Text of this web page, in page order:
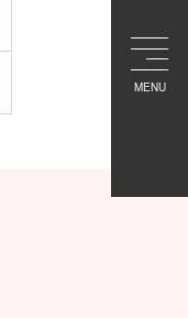
MENU